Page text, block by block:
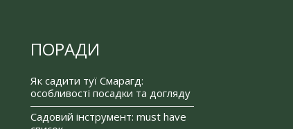
ПОРАДИ
Як садити туї Смарагд:
особливості посадки та догляду
Садовий інструмент: must have